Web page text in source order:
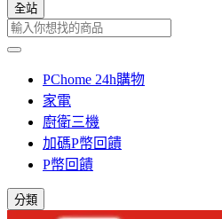
全站
PChome 24h購物
家電
廚衛三機
加碼P幣回饋
P幣回饋
分類